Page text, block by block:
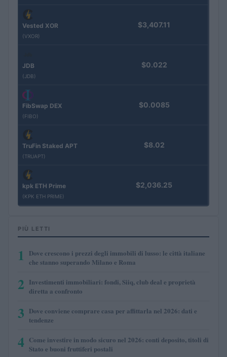
Vested XOR
(VXOR)
$3,407.11
JDB
(JDB)
$0.022
FibSwap DEX
(FIBO)
$0.0085
TruFin Staked APT
(TRUAPT)
$8.02
kpk ETH Prime
(KPK ETH PRIME)
$2,036.25
PIÙ LETTI
1
Dove crescono i prezzi degli immobili di lusso: le città italiane
che stanno superando Milano e Roma
2 Investimenti immobiliari: fondi, Siiq, club deal e proprietà
diretta a confronto
3 Dove conviene comprare casa per affittarla nel 2026: dati e
tendenze
4 Come investire in modo sicuro nel 2026: conti deposito, titoli di
Stato e buoni fruttiferi postali